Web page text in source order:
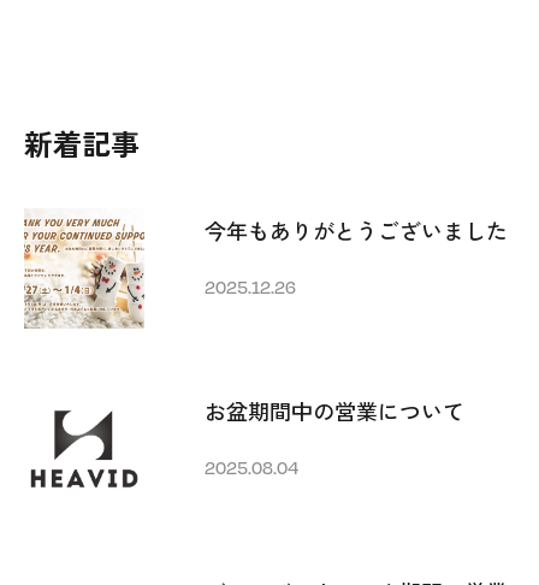
新着記事
今年もありがとうございました
2025.12.26
お盆期間中の営業について
2025.08.04